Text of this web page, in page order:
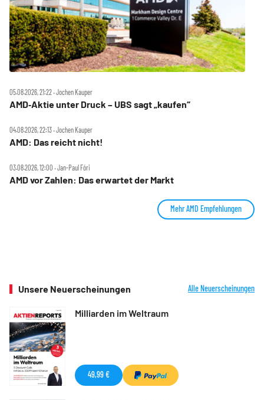
05.08.2026, 21:22 ‧ Jochen Kauper
AMD‑Aktie unter Druck – UBS sagt „kaufen“
04.08.2026, 22:13 ‧ Jochen Kauper
AMD: Das reicht nicht!
03.08.2026, 12:00 ‧ Jan-Paul Fóri
AMD vor Zahlen: Das erwartet der Markt
Mehr AMD Empfehlungen
Unsere Neuerscheinungen Alle Neuerscheinungen
Milliarden im Weltraum
49,99 €